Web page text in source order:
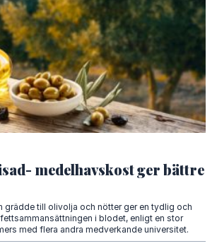
medelhavskost ger bättre
grädde till olivolja och nötter ger en tydlig och
i blodet, enligt en stor
med flera andra medverkande universitet.